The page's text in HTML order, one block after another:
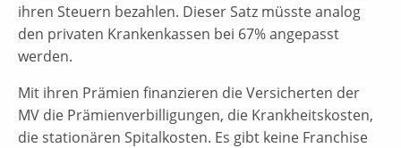
ihren Steuern bezahlen. Dieser Satz müsste analog
den privaten Krankenkassen bei 67% angepasst
werden.
Mit ihren Prämien finanzieren die Versicherten der
MV die Prämienverbilligungen, die Krankheitskosten,
die stationären Spitalkosten. Es gibt keine Franchise